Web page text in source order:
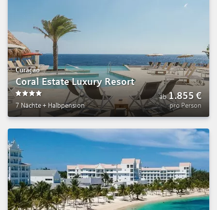
Curaçao
Coral Estate Luxury Resort
7 Nächte + Halbpension
ab 1.855€
pro Person